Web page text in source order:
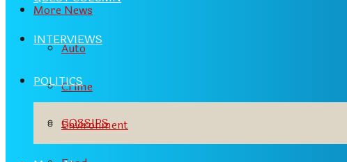
More News
Auto
Crime
Environment
INTERVIEWS
POLITICS
GOSSIPS